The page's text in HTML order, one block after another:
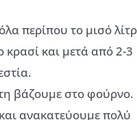
περίπου το μισό
και μετά από 2-3
βάζουμε στο φούρνο.
ανακατεύουμε πολύ